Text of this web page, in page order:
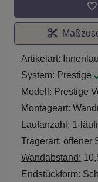
Artikelart:
System: Prestige
Modell: Prestige
Montageart:
Laufanzahl: 1-
Trägerart: offener
Wandabstand:
Endstückform: